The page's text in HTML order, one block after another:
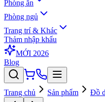
Phòng ăn
Phòng ngủ
Trang trí & Khác
Thảm nhập khẩu
MỚI 2026
Blog
Trang chủ Sản phẩm Đồ